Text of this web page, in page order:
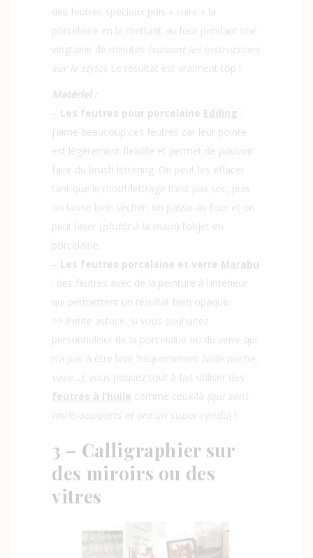
des feutres spéciaux puis « cuire » la
porcelaine en la mettant au four pendant une
vingtaine de minutes (suivant les instructions
sur le stylo). Le résultat est vraiment top !
Matériel :
– Les feutres pour porcelaine Edding
j’aime beaucoup ces feutres car leur pointe
est légèrement flexible et permet de pouvoir
faire du brush lettering. On peut les effacer
tant que le motif/lettrage n’est pas sec, puis
on laisse bien sécher, on passe au four et on
peut laver (plutôt à la main) l’objet en
porcelaine.
– Les feutres porcelaine et verre Marabu
: des feutres avec de la peinture à l’intérieur
qui permettent un résultat bien opaque.
>> Petite astuce, si vous souhaitez
personnaliser de la porcelaine ou du verre qui
n’a pas à être lavé fréquemment (vide poche,
vase…), vous pouvez tout à fait utiliser des
feutres à l’huile comme ceux-là (qui sont
multi-supports et ont un super rendu) !
3 – Calligraphier sur
des miroirs ou des
vitres